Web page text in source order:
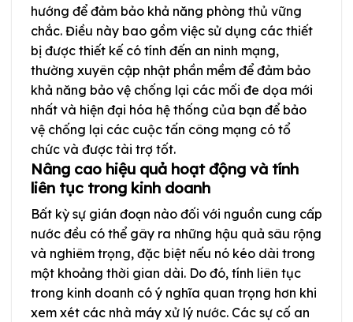
hướng để đảm bảo khả năng phòng thủ vững
chắc. Điều này bao gồm việc sử dụng các thiết
bị được thiết kế có tính đến an ninh mạng,
thường xuyên cập nhật phần mềm để đảm bảo
khả năng bảo vệ chống lại các mối đe dọa mới
nhất và hiện đại hóa hệ thống của bạn để bảo
vệ chống lại các cuộc tấn công mạng có tổ
chức và được tài trợ tốt.
Nâng cao hiệu quả hoạt động và tính
liên tục trong kinh doanh
Bất kỳ sự gián đoạn nào đối với nguồn cung cấp
nước đều có thể gây ra những hậu quả sâu rộng
và nghiêm trọng, đặc biệt nếu nó kéo dài trong
một khoảng thời gian dài. Do đó, tính liên tục
trong kinh doanh có ý nghĩa quan trọng hơn khi
xem xét các nhà máy xử lý nước. Các sự cố an